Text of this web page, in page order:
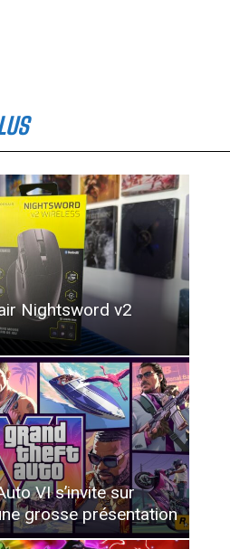
Nightsword v2
VI s’invite sur
grosse présentation